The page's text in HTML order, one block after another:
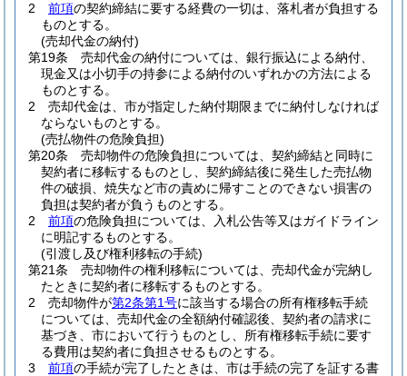
2
前項の契約締結に要する経費の一切は、落札者が負担する
ものとする。
(売却代金の納付)
第19条
売却代金の納付については、銀行振込による納付、
現金又は小切手の持参による納付のいずれかの方法による
ものとする。
2
売却代金は、市が指定した納付期限までに納付しなければ
ならないものとする。
(売払物件の危険負担)
第20条
売却物件の危険負担については、契約締結と同時に
契約者に移転するものとし、契約締結後に発生した売払物
件の破損、焼失など市の責めに帰すことのできない損害の
負担は契約者が負うものとする。
2
前項の危険負担については、入札公告等又はガイドライン
に明記するものとする。
(引渡し及び権利移転の手続)
第21条
売却物件の権利移転については、売却代金が完納し
たときに契約者に移転するものとする。
2
売却物件が第2条第1号に該当する場合の所有権移転手続
については、売却代金の全額納付確認後、契約者の請求に
基づき、市において行うものとし、所有権移転手続に要す
る費用は契約者に負担させるものとする。
3
前項の手続が完了したときは、市は手続の完了を証する書